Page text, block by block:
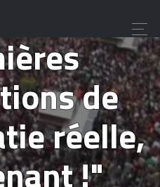
de
réelle,
!"